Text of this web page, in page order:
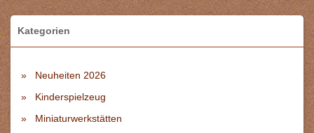
Kategorien
Neuheiten 2026
Kinderspielzeug
Miniaturwerkstätten